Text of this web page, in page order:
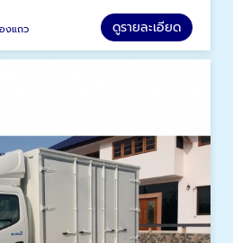
งแถว ดูรายละเอียด